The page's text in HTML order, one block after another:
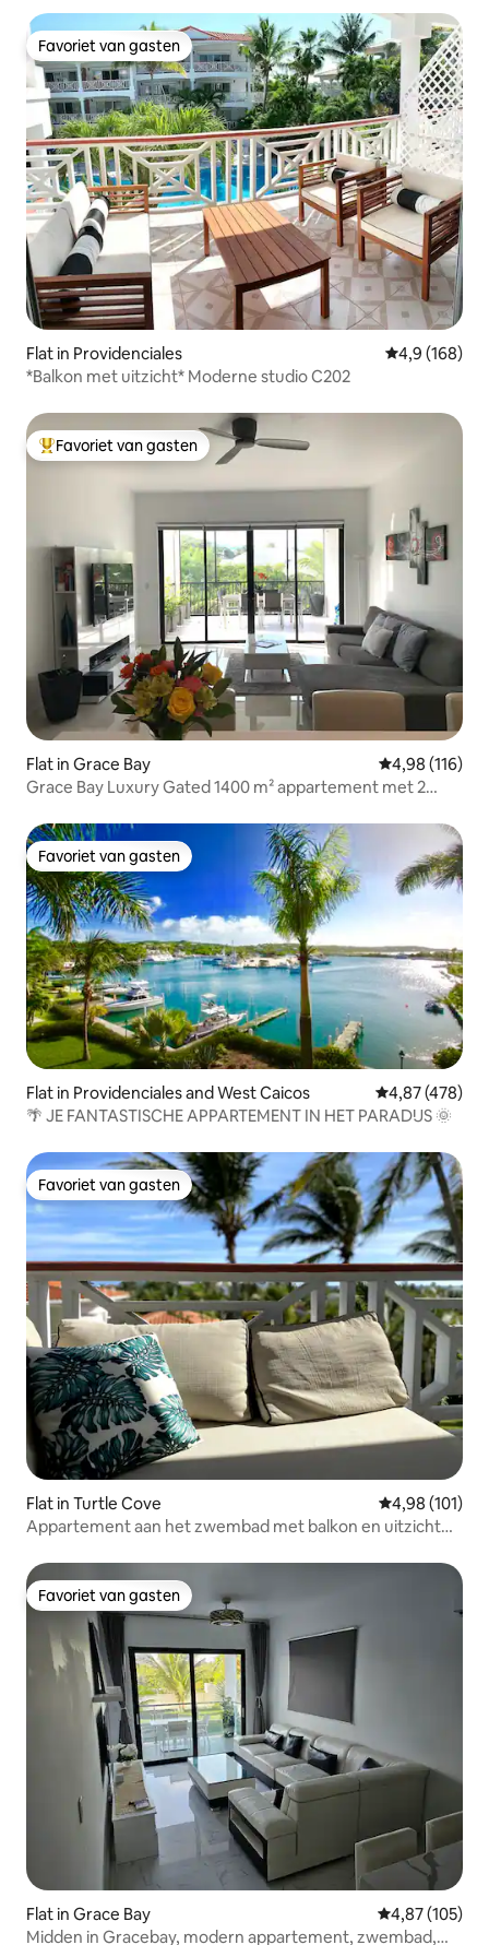
Favoriet van gasten
Favoriet van gasten
Flat in Providenciales Gemiddelde
4,9 (168)
*Balkon met uitzicht* Moderne studio C202
Topfavoriet van gasten
Favoriet van gasten
Flat in Grace Bay Gemiddelde
4,98 (116)
Grace Bay Luxury Gated 1400 m² appartement met 2
Favoriet van gasten
Favoriet van gasten
Flat in Providenciales and West Caicos Gemiddelde
4,87 (478)
🌴 JE FANTASTISCHE APPARTEMENT IN HET PARADIJS 🌞
Favoriet van gasten
Favoriet van gasten
Flat in Turtle Cove Gemiddelde
4,98 (101)
Appartement aan het zwembad met balkon en uitzicht
Favoriet van gasten
Favoriet van gasten
Flat in Grace Bay Gemiddelde
4,87 (105)
Midden in Gracebay, modern appartement, zwembad,